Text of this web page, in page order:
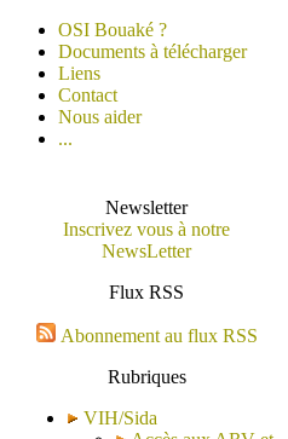
OSI Bouaké ?
Documents à télécharger
Liens
Contact
Nous aider
...
Newsletter
Inscrivez vous à notre
NewsLetter
Flux RSS
Abonnement au flux RSS
Rubriques
VIH/Sida